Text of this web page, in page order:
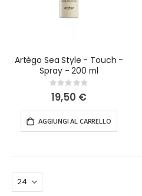
Artègo Sea Style - Touch -
Spray - 200 ml
Rating:
0%
19,50 €
AGGIUNGI AL CARRELLO